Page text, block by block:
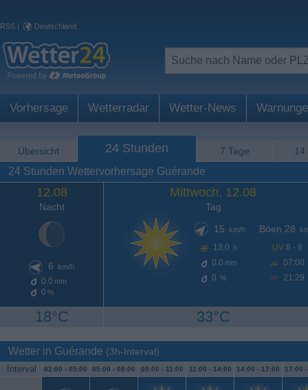
RSS | Deutschland
Vorhersage Wetterradar Wetter-News
Übersicht 24 Stunden 7 Tage 14
24 Stunden Wettervorhersage Guérande
12.08
Nacht
6 km/h
0.0 mm
0 %
18°C
Mittwoch, 12.08
Tag
15
km/h
13,0 h
0.0 mm
0 %
Böen 28
UV 8 - 8
07:00
21:29
33°C
Wetter in Guérande (3h-Interval)
Interval 02:00 - 05:00 05:00 - 08:00 08:00 - 11:00 11:00 - 14:00 14:00 - 17:00 17:00